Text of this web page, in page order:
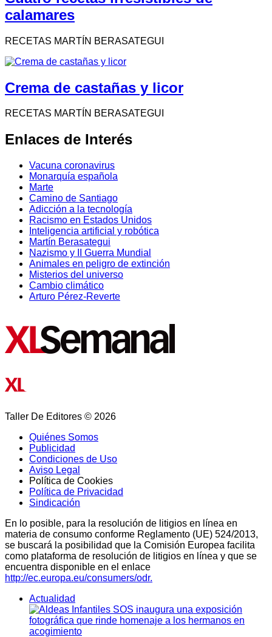
calamares
RECETAS MARTÍN BERASATEGUI
Crema de castañas y licor
RECETAS MARTÍN BERASATEGUI
Enlaces de Interés
Vacuna coronavirus
Monarquía española
Marte
Camino de Santiago
Adicción a la tecnología
Racismo en Estados Unidos
Inteligencia artificial y robótica
Martín Berasategui
Nazismo y II Guerra Mundial
Animales en peligro de extinción
Misterios del universo
Cambio climático
Arturo Pérez-Reverte
Taller De Editores © 2026
Quiénes Somos
Publicidad
Condiciones de Uso
Aviso Legal
Política de Cookies
Política de Privacidad
Sindicación
En lo posible, para la resolución de litigios en línea en
materia de consumo conforme Reglamento (UE) 524/2013,
se buscará la posibilidad que la Comisión Europea facilita
como plataforma de resolución de litigios en línea y que se
encuentra disponible en el enlace
http://ec.europa.eu/consumers/odr.
Actualidad